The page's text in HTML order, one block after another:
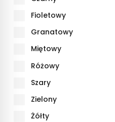
Fioletowy
Granatowy
Miętowy
Różowy
Szary
Zielony
Żółty